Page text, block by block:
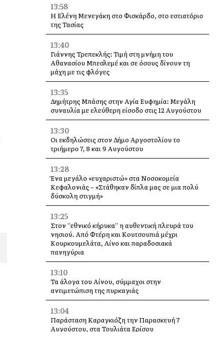
13:58
Η Ελένη Μενεγάκη στο Φισκάρδο, στο εστιατόριο
της Τασίας
13:40
Γιάννης Τρεπεκλής: Τιμή στη μνήμη του
Αθανασίου Μπεσλεμέ και σε όσους δίνουν τη
μάχη με τις φλόγες
13:35
Δημήτρης Μπάσης στην Αγία Ευφημία: Μεγάλη
συναυλία με ελεύθερη είσοδο στις 12 Αυγούστου
13:30
Οι εκδηλώσεις στον Δήμο Αργοστολίου το
τριήμερο 7, 8 και 9 Αυγούστου
13:28
Ένα μεγάλο «ευχαριστώ» στα Νοσοκομεία
Κεφαλονιάς – «Στάθηκαν δίπλα μας σε μια πολύ
δύσκολη στιγμή»
13:25
Στον “εθνικό κήρυκα” η αυθεντική πλευρά του
νησιού. Από Φτέρη και Κουτσουπιά μέχρι
Κουρκουμελάτα, Αίνο και παραδοσιακά
πανηγύρια
13:10
Τα άλογα του Αίνου, σύμμαχοι στην
αντιμετώπιση της πυρκαγιάς
13:04
Παράσταση Καραγκιόζη την Παρασκευή 7
Αυγούστου, στα Τουλιάτα Ερίσου